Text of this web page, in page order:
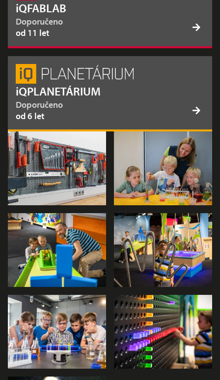
iQFABLAB
Doporučeno
od 11 let
iQPLANETÁRIUM
Doporučeno
od 6 let